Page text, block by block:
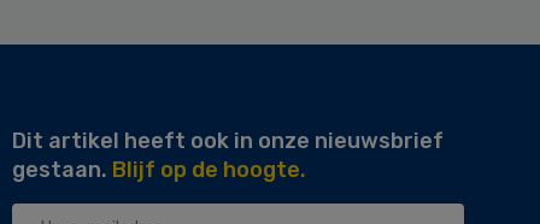
Dit artikel heeft ook in onze nieuwsbrief
gestaan. Blijf op de hoogte.
Uw